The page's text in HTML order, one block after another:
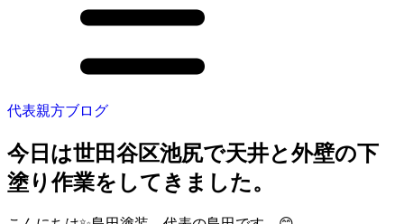
代表親方ブログ
今日は世田谷区池尻で天井と外壁の下
塗り作業をしてきました。